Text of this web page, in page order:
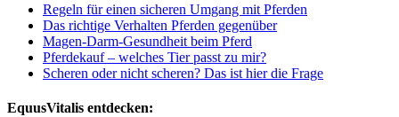
Regeln für einen sicheren Umgang mit Pferden
Das richtige Verhalten Pferden gegenüber
Magen-Darm-Gesundheit beim Pferd
Pferdekauf – welches Tier passt zu mir?
Scheren oder nicht scheren? Das ist hier die Frage
EquusVitalis entdecken: